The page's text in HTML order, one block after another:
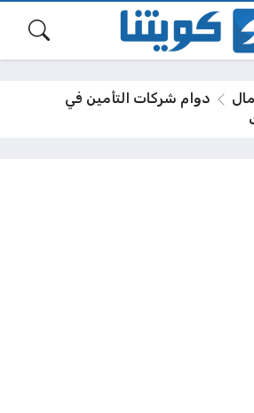
دوام شركات التأمين في